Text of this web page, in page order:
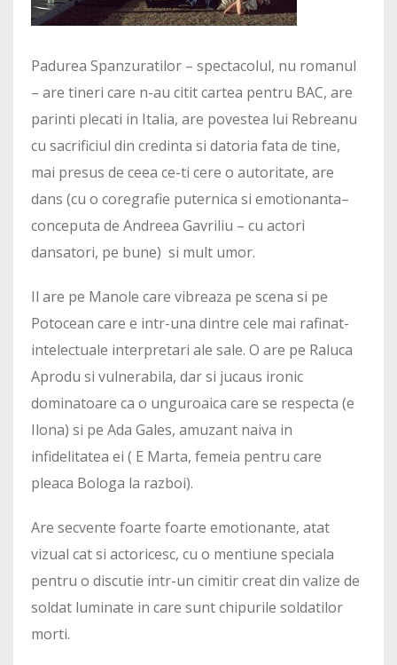
Padurea Spanzuratilor – spectacolul, nu romanul
– are tineri care n-au citit cartea pentru BAC, are
parinti plecati in Italia, are povestea lui Rebreanu
cu sacrificiul din credinta si datoria fata de tine,
mai presus de ceea ce-ti cere o autoritate, are
dans (cu o coregrafie puternica si emotionanta–
conceputa de Andreea Gavriliu – cu actori
dansatori, pe bune) si mult umor.
Il are pe Manole care vibreaza pe scena si pe
Potocean care e intr-una dintre cele mai rafinat-
intelectuale interpretari ale sale. O are pe Raluca
Aprodu si vulnerabila, dar si jucaus ironic
dominatoare ca o unguroaica care se respecta (e
Ilona) si pe Ada Gales, amuzant naiva in
infidelitatea ei ( E Marta, femeia pentru care
pleaca Bologa la razboi).
Are secvente foarte foarte emotionante, atat
vizual cat si actoricesc, cu o mentiune speciala
pentru o discutie intr-un cimitir creat din valize de
soldat luminate in care sunt chipurile soldatilor
morti.